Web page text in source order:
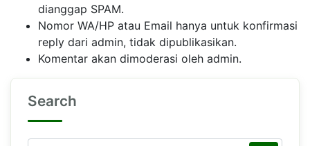
dianggap SPAM.
Nomor WA/HP atau Email hanya untuk konfirmasi
reply dari admin, tidak dipublikasikan.
Komentar akan dimoderasi oleh admin.
Search